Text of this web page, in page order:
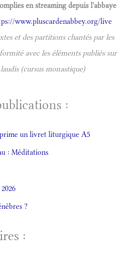
en streaming depuis l'abbaye
www.pluscardenabbey.org/live
et des partitions chantés par les
avec les éléments publiés sur
(cursus monastique)
:
un livret liturgique A5
: Méditations
?
: